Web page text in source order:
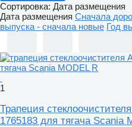
Сортировка: Дата размещения
Дата размещения Сначала
выпуска - сначала новые Год
1
Трапеция
1765183 для тягача Scania